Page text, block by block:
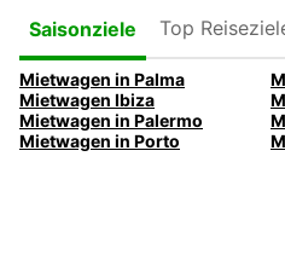
Saisonziele
Top
Mietwagen in Palma
Mietwagen Ibiza
Mietwagen in Palermo
Mietwagen in Porto